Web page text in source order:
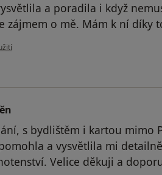
a poradila i když
zájmem o mě. Mám k ní díky
pacient009
s bydlištěm i kartou mimo
a vysvětlila mi
Velice děkuji a